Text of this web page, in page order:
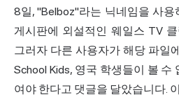
8일, "Belboz"라는 닉네임을 사
게시판에 외설적인 웨일스 TV
그러자 다른 사용자가 해당 파일
School Kids, 영국 학생들이 볼 수
여야 한다고 댓글을 달았습니다.